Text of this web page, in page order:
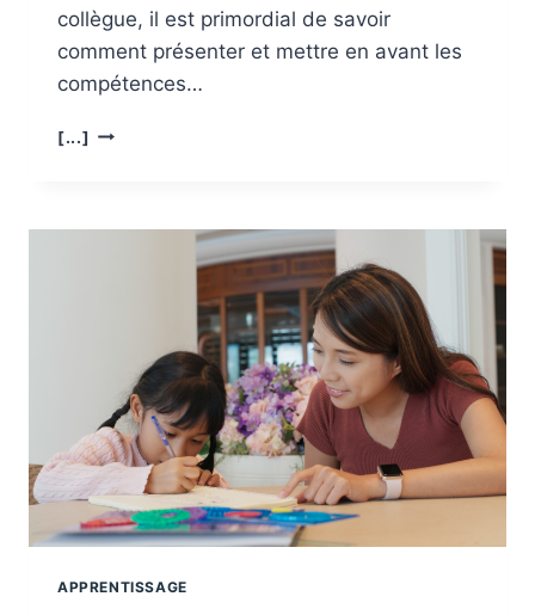
collègue, il est primordial de savoir
comment présenter et mettre en avant les
compétences…
[...] LES
UNE
RECOMMANDATION
APPRENTISSAGE